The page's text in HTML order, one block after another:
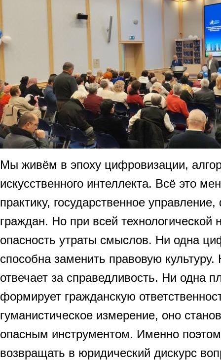
Мы живём в эпоху цифровизации,
искусственного интеллекта. Всё это
практику, государственное
граждан. Но при всей технологической
опасность утраты смыслов. Ни одна
способна заменить правовую
отвечает за справедливость. Ни одна
формирует гражданскую
гуманистическое измерение, оно
опасным инструментом. Именно
возвращать в юридический дискурс